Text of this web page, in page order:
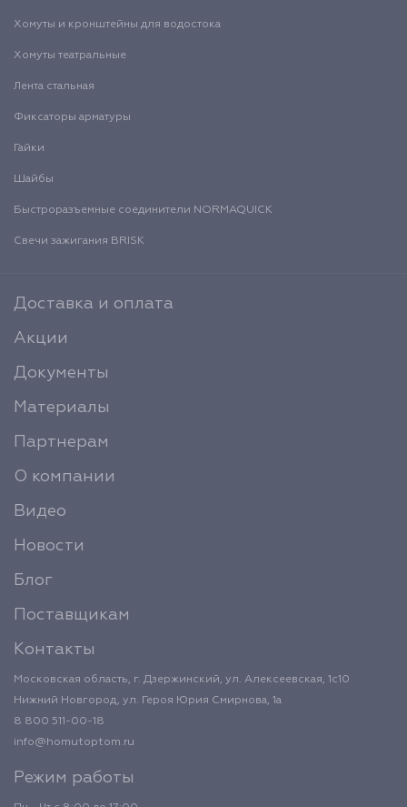
Хомуты и кронштейны для водостока
Хомуты театральные
Лента стальная
Фиксаторы арматуры
Гайки
Шайбы
Быстроразъемные соединители NORMAQUICK
Свечи зажигания BRISK
Доставка и оплата
Акции
Документы
Материалы
Партнерам
О компании
Видео
Новости
Блог
Поставщикам
Контакты
Московская область, г. Дзержинский, ул. Алексеевская, 1с10
Нижний Новгород, ул. Героя Юрия Смирнова, 1а
8 800 511-00-18
info@homutoptom.ru
Режим работы